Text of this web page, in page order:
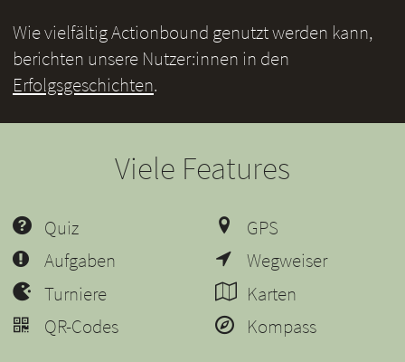
Wie vielfältig Actionbound genutzt werden kann,
berichten unsere Nutzer:innen in den
Erfolgsgeschichten.
Viele Features
Quiz
Aufgaben
Turniere
QR-Codes
GPS
Wegweiser
Karten
Kompass